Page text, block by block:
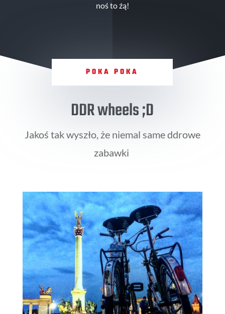
noś to źą!
POKA POKA
DDR wheels ;D
Jakoś tak wyszło, że niemal same ddrowe
zabawki